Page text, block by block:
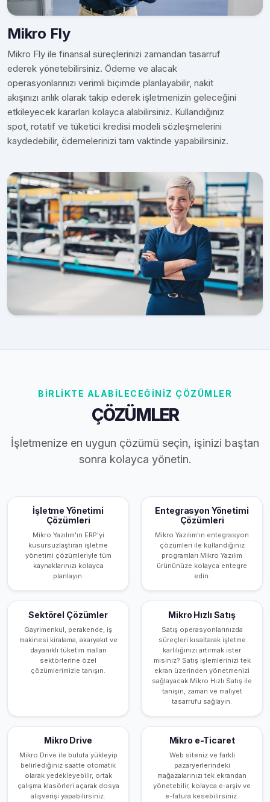
Mikro Fly
Mikro Fly ile finansal süreçlerinizi zamandan tasarruf
ederek yönetebilirsiniz. Ödeme ve alacak
operasyonlarınızı verimli biçimde planlayabilir, nakit
akışınızı anlık olarak takip ederek işletmenizin geleceğini
etkileyecek kararları kolayca alabilirsiniz. Kullandığınız
spot, rotatif ve tüketici kredisi modeli sözleşmelerini
kaydedebilir, ödemelerinizi tam vaktinde yapabilirsiniz.
BİRLİKTE ALABİLECEĞİNİZ ÇÖZÜMLER
ÇÖZÜMLER
İşletmenize en uygun çözümü seçin, işinizi baştan
sonra kolayca yönetin.
İşletme Yönetimi
Çözümleri
Mikro Yazılım'ın ERP'yi
kusursuzlaştıran işletme
yönetimi çözümleriyle tüm
kaynaklarınızı kolayca
planlayın.
Entegrasyon Yönetimi
Çözümleri
Mikro Yazılım'ın entegrasyon
çözümleri ile kullandığınız
programları Mikro Yazılım
ürününüze kolayca entegre
edin.
Sektörel Çözümler
Gayrimenkul, perakende, iş
makinesi kiralama, akaryakıt ve
dayanıklı tüketim malları
sektörlerine özel
çözümlerimizle tanışın.
Mikro Hızlı Satış
Satış operasyonlarınızda
süreçleri kısaltarak işletme
karlılığınızı artırmak ister
misiniz? Satış işlemlerinizi tek
ekran üzerinden yönetmenizi
sağlayacak Mikro Hızlı Satış ile
tanışın, zaman ve maliyet
tasarrufu sağlayın.
Mikro Drive
Mikro Drive ile buluta yükleyip
belirlediğiniz saatte otomatik
olarak yedekleyebilir, ortak
çalışma klasörleri açarak dosya
alışverişi yapabilirsiniz.
Mikro e-Ticaret
Web siteniz ve farklı
pazaryerlerindeki
mağazalarınızı tek ekrandan
yönetebilir, kolayca e-arşiv ve
e-fatura kesebilirsiniz.